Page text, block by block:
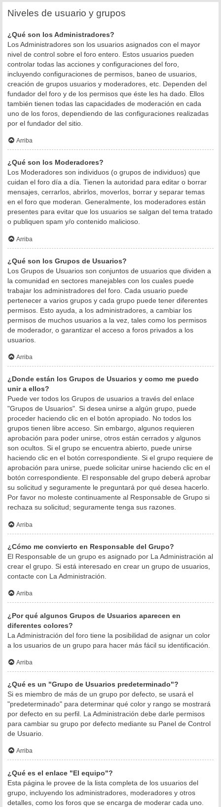
Niveles de usuario y grupos
¿Qué son los Administradores?
Los Administradores son los usuarios asignados con el mayor
nivel de control sobre el foro entero. Estos usuarios pueden
controlar todas las acciones y configuraciones del foro,
incluyendo configuraciones de permisos, baneo de usuarios,
creación de grupos usuarios y moderadores, etc. Dependen del
fundador del foro y de los permisos que éste les ha dado. Ellos
también tienen todas las capacidades de moderación en cada
uno de los foros, dependiendo de las configuraciones realizadas
por el fundador del sitio.
Arriba
¿Qué son los Moderadores?
Los Moderadores son individuos (o grupos de individuos) que
cuidan el foro día a día. Tienen la autoridad para editar o borrar
mensajes, cerrarlos, abrirlos, moverlos, borrar y separar temas
en el foro que moderan. Generalmente, los moderadores están
presentes para evitar que los usuarios se salgan del tema tratado
o publiquen spam y/o contenido malicioso.
Arriba
¿Qué son los Grupos de Usuarios?
Los Grupos de Usuarios son conjuntos de usuarios que dividen a
la comunidad en sectores manejables con los cuales puede
trabajar los administradores del foro. Cada usuario puede
pertenecer a varios grupos y cada grupo puede tener diferentes
permisos. Esto ayuda, a los administradores, a cambiar los
permisos de muchos usuarios a la vez, tales como los permisos
de moderador, o garantizar el acceso a foros privados a los
usuarios.
Arriba
¿Donde están los Grupos de Usuarios y como me puedo
unir a ellos?
Puede ver todos los Grupos de usuarios a través del enlace
"Grupos de Usuarios". Si desea unirse a algún grupo, puede
proceder haciendo clic en el botón apropiado. No todos los
grupos tienen libre acceso. Sin embargo, algunos requieren
aprobación para poder unirse, otros están cerrados y algunos
son ocultos. Si el grupo se encuentra abierto, puede unirse
haciendo clic en el botón correspondiente. Si el grupo requiere de
aprobación para unirse, puede solicitar unirse haciendo clic en el
botón correspondiente. El responsable del grupo deberá aprobar
su solicitud y seguramente le preguntará por qué desea hacerlo.
Por favor no moleste continuamente al Responsable de Grupo si
rechaza su solicitud; seguramente tenga sus razones.
Arriba
¿Cómo me convierto en Responsable del Grupo?
El Responsable de un grupo es asignado por La Administración al
crear el grupo. Si está interesado en crear un grupo de usuarios,
contacte con La Administración.
Arriba
¿Por qué algunos Grupos de Usuarios aparecen en
diferentes colores?
La Administración del foro tiene la posibilidad de asignar un color
a los usuarios de un grupo para hacer más fácil su identificación.
Arriba
¿Qué es un "Grupo de Usuarios predeterminado"?
Si es miembro de más de un grupo por defecto, se usará el
"predeterminado" para determinar qué color y rango se mostrará
por defecto en su perfil. La Administración debe darle permisos
para cambiar su grupo por defecto mediante su Panel de Control
de Usuario.
Arriba
¿Qué es el enlace "El equipo"?
Esta página le provee de la lista completa de los usuarios del
grupo, incluyendo los administradores, moderadores y otros
detalles, como los foros que se encarga de moderar cada uno.